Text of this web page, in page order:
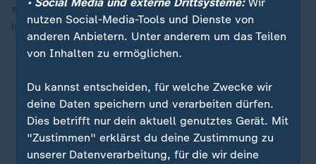
sicher die Daumen - auch wenn er "kein Glücksbringer
ist", wie Czyz laut lachend feststellte.
nutzen Social-Media-Tools und Dienste von
anderen Anbietern. Unter anderem um das Teilen
von Inhalten zu ermöglichen.
Du kannst entscheiden, für welche Zwecke wir
deine Daten speichern und verarbeiten dürfen.
Dies betrifft nur dein aktuell genutztes Gerät. Mit
"Zustimmen" erklärst du deine Zustimmung zu
unserer Datenverarbeitung, für die wir deine